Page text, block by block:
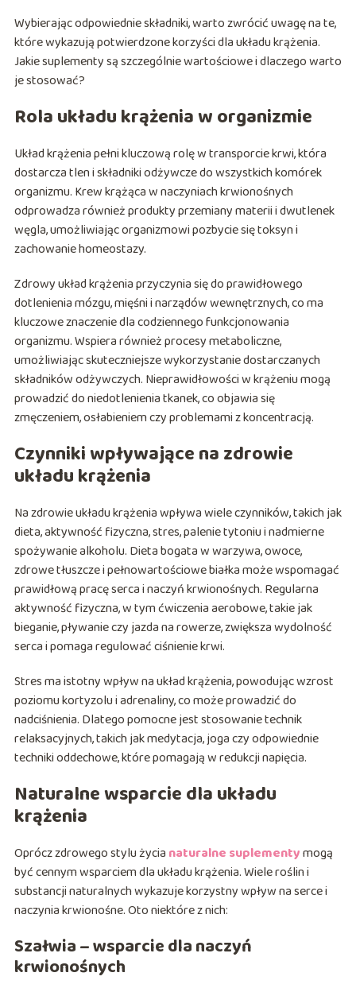
Wybierając odpowiednie składniki, warto zwrócić uwagę na te,
które wykazują potwierdzone korzyści dla układu krążenia.
Jakie suplementy są szczególnie wartościowe i dlaczego warto
je stosować?
Rola układu krążenia w organizmie
Układ krążenia pełni kluczową rolę w transporcie krwi, która
dostarcza tlen i składniki odżywcze do wszystkich komórek
organizmu. Krew krążąca w naczyniach krwionośnych
odprowadza również produkty przemiany materii i dwutlenek
węgla, umożliwiając organizmowi pozbycie się toksyn i
zachowanie homeostazy.
Zdrowy układ krążenia przyczynia się do prawidłowego
dotlenienia mózgu, mięśni i narządów wewnętrznych, co ma
kluczowe znaczenie dla codziennego funkcjonowania
organizmu. Wspiera również procesy metaboliczne,
umożliwiając skuteczniejsze wykorzystanie dostarczanych
składników odżywczych. Nieprawidłowości w krążeniu mogą
prowadzić do niedotlenienia tkanek, co objawia się
zmęczeniem, osłabieniem czy problemami z koncentracją.
Czynniki wpływające na zdrowie
układu krążenia
Na zdrowie układu krążenia wpływa wiele czynników, takich jak
dieta, aktywność fizyczna, stres, palenie tytoniu i nadmierne
spożywanie alkoholu. Dieta bogata w warzywa, owoce,
zdrowe tłuszcze i pełnowartościowe białka może wspomagać
prawidłową pracę serca i naczyń krwionośnych. Regularna
aktywność fizyczna, w tym ćwiczenia aerobowe, takie jak
bieganie, pływanie czy jazda na rowerze, zwiększa wydolność
serca i pomaga regulować ciśnienie krwi.
Stres ma istotny wpływ na układ krążenia, powodując wzrost
poziomu kortyzolu i adrenaliny, co może prowadzić do
nadciśnienia. Dlatego pomocne jest stosowanie technik
relaksacyjnych, takich jak medytacja, joga czy odpowiednie
techniki oddechowe, które pomagają w redukcji napięcia.
Naturalne wsparcie dla układu
krążenia
Oprócz zdrowego stylu życia naturalne suplementymogą
być cennym wsparciem dla układu krążenia. Wiele roślin i
substancji naturalnych wykazuje korzystny wpływ na serce i
naczynia krwionośne. Oto niektóre z nich:
Szałwia – wsparcie dla naczyń
krwionośnych